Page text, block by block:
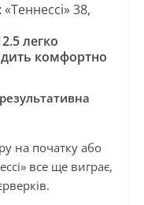
«Теннессі» 38,
легко
комфортно
на початку або
все ще виграє,